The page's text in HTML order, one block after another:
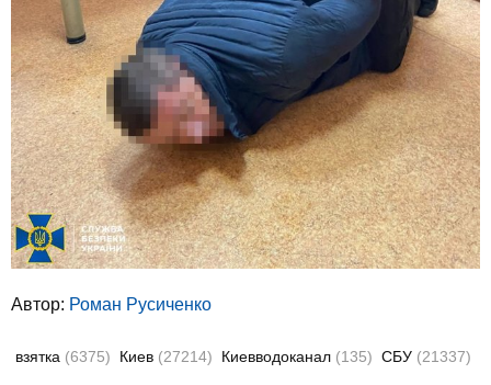
Автор: Роман Русиченко
взятка (6375) Киев (27214) Киевводоканал (135) СБУ (21337)